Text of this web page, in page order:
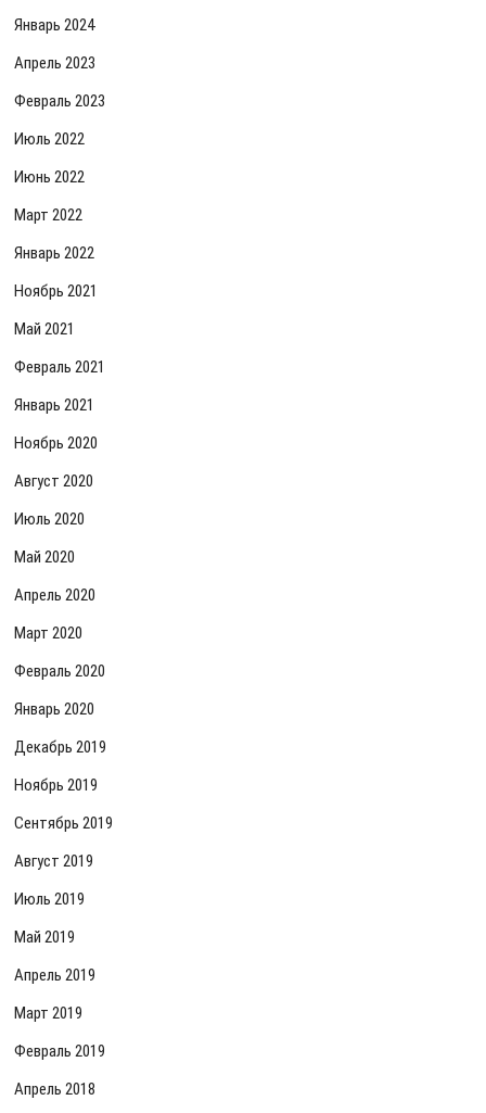
Январь 2024
Апрель 2023
Февраль 2023
Июль 2022
Июнь 2022
Март 2022
Январь 2022
Ноябрь 2021
Май 2021
Февраль 2021
Январь 2021
Ноябрь 2020
Август 2020
Июль 2020
Май 2020
Апрель 2020
Март 2020
Февраль 2020
Январь 2020
Декабрь 2019
Ноябрь 2019
Сентябрь 2019
Август 2019
Июль 2019
Май 2019
Апрель 2019
Март 2019
Февраль 2019
Апрель 2018